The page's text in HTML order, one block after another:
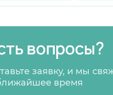
вопросы?
заявку, и мы
время